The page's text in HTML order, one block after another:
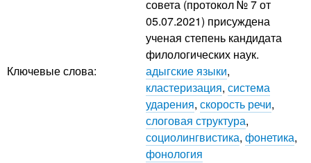
совета (протокол № 7 от
05.07.2021) присуждена
ученая степень кандидата
филологических наук.
Ключевые слова:
адыгские языки,
кластеризация, система
ударения, скорость речи,
слоговая структура,
социолингвистика, фонетика,
фонология